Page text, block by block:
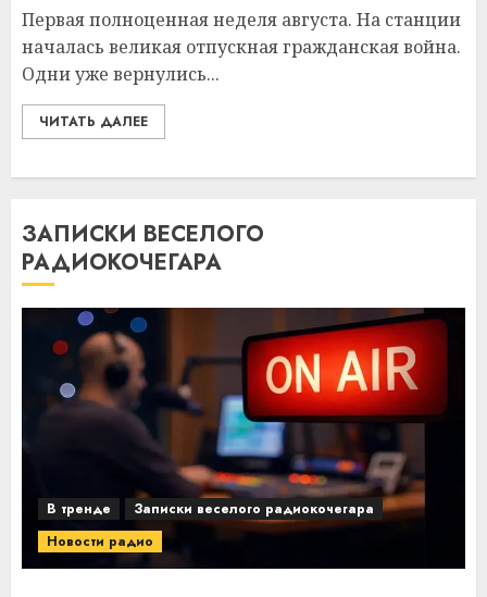
Первая полноценная неделя августа. На станции
началась великая отпускная гражданская война.
Одни уже вернулись...
ЧИТАТЬ ДАЛЕЕ
ЗАПИСКИ ВЕСЕЛОГО
РАДИОКОЧЕГАРА
В тренде
Записки веселого радиокочегара
Новости радио